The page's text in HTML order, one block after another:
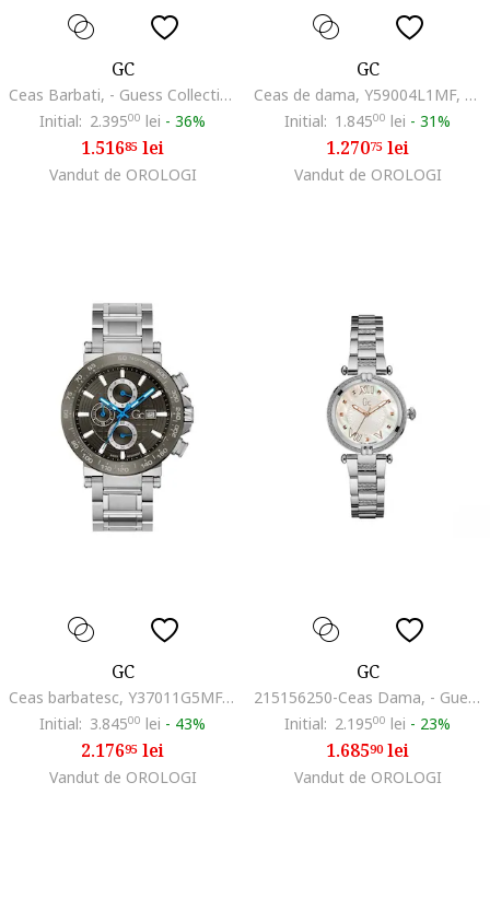
GC
Ceas Barbati, - Guess Collection, Slim Class 261557960, Maro
Initial: 2.39500 lei - 36%
1.51685 lei
Vandut de OROLOGI
GC
Ceas de dama, Y59004L1MF, Argintiu
Initial: 1.84500 lei - 31%
1.27075 lei
Vandut de OROLOGI
GC
Ceas barbatesc, Y37011G5MF, Argintiu
Initial: 3.84500 lei - 43%
2.17695 lei
Vandut de OROLOGI
GC
215156250-Ceas Dama, - Guess Collection, CableChic, Argintiu
Initial: 2.19500 lei - 23%
1.68590lei
Vandut de OROLOGI